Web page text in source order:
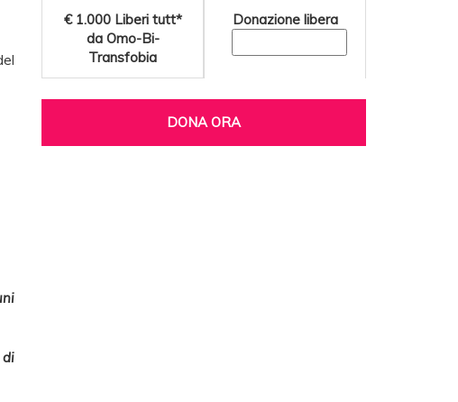
di
€ 1.000 Liberi tutt*
da Omo-Bi-
Transfobia
Donazione libera
DONA ORA